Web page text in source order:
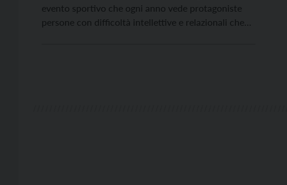
evento sportivo che ogni anno vede protagoniste
persone con difficoltà intellettive e relazionali che